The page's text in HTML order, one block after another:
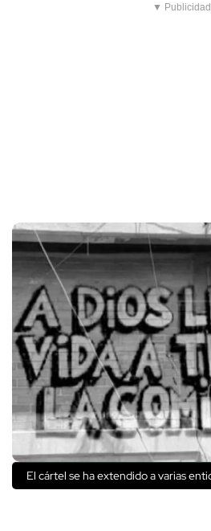
▼ Publicidad
El cártel se ha extendido a varias